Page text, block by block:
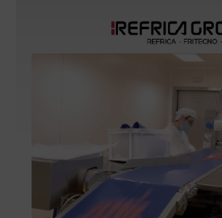
Chambresde